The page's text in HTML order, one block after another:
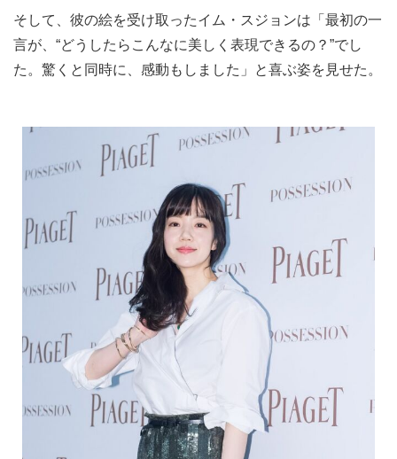
そして、彼の絵を受け取ったイム・スジョンは「最初の一
言が、“どうしたらこんなに美しく表現できるの？”でし
た。驚くと同時に、感動もしました」と喜ぶ姿を見せた。